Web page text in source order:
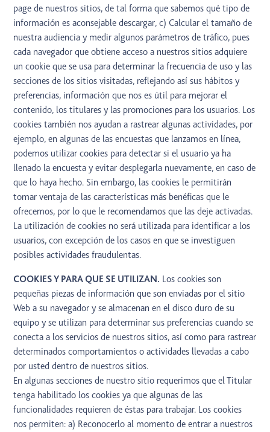
page de nuestros sitios, de tal forma que sabemos qué tipo de
información es aconsejable descargar, c) Calcular el tamaño de
nuestra audiencia y medir algunos parámetros de tráfico, pues
cada navegador que obtiene acceso a nuestros sitios adquiere
un cookie que se usa para determinar la frecuencia de uso y las
secciones de los sitios visitadas, reflejando así sus hábitos y
preferencias, información que nos es útil para mejorar el
contenido, los titulares y las promociones para los usuarios. Los
cookies también nos ayudan a rastrear algunas actividades, por
ejemplo, en algunas de las encuestas que lanzamos en línea,
podemos utilizar cookies para detectar si el usuario ya ha
llenado la encuesta y evitar desplegarla nuevamente, en caso de
que lo haya hecho. Sin embargo, las cookies le permitirán
tomar ventaja de las características más benéficas que le
ofrecemos, por lo que le recomendamos que las deje activadas.
La utilización de cookies no será utilizada para identificar a los
usuarios, con excepción de los casos en que se investiguen
posibles actividades fraudulentas.
COOKIES Y PARA QUE SE UTILIZAN. Los cookies son
pequeñas piezas de información que son enviadas por el sitio
Web a su navegador y se almacenan en el disco duro de su
equipo y se utilizan para determinar sus preferencias cuando se
conecta a los servicios de nuestros sitios, así como para rastrear
determinados comportamientos o actividades llevadas a cabo
por usted dentro de nuestros sitios.
En algunas secciones de nuestro sitio requerimos que el Titular
tenga habilitado los cookies ya que algunas de las
funcionalidades requieren de éstas para trabajar. Los cookies
nos permiten: a) Reconocerlo al momento de entrar a nuestros